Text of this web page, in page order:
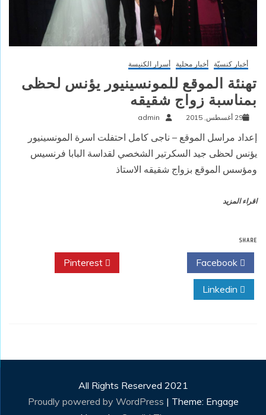
أخبار كنسيّة أخبار محلية أسرار الكنيسة
تهنئة الموقع للمونسينيور يؤنس لحظى
بمناسبة زواج شقيقه
29 أغسطس, 2015 admin
إعداد مراسل الموقع – ناجى كامل احتفلت اسرة المونسينيور
يؤنس لحظى جيد السكرتير الشخصي لقداسة البابا فرنسيس
ومؤسس الموقع بزواج شقيقه الاستاذ
اقراء المزيد
SHARE
All Rights Reserved 2021
Proudly powered by WordPress | Theme: Engage